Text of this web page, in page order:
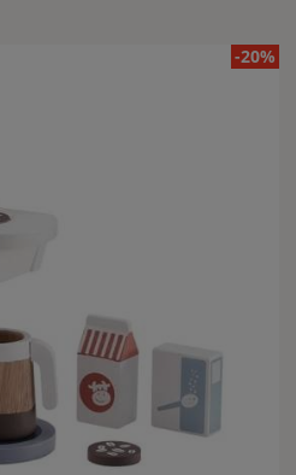
-20%